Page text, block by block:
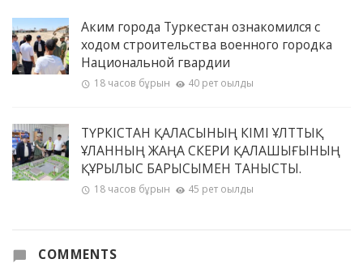
Аким города Туркестан ознакомился с
ходом строительства военного городка
Национальной гвардии
18 часов бұрын 40 рет оқылды
ТҮРКІСТАН ҚАЛАСЫНЫҢ ӘКІМІ ҰЛТТЫҚ
ҰЛАННЫҢ ЖАҢА ӘСКЕРИ ҚАЛАШЫҒЫНЫҢ
ҚҰРЫЛЫС БАРЫСЫМЕН ТАНЫСТЫ.
18 часов бұрын 45 рет оқылды
COMMENTS